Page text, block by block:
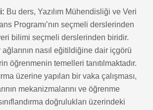
Bu ders, Yazılım Mühendisliği ve Veri
Programı’nın seçmeli derslerinden
bilimi seçmeli derslerinden biridir.
nasıl eğitildiğine dair içgörü
öğrenmenin temelleri tanıtılmaktadır.
üzerine yapılan bir vaka çalışması,
mekanizmalarını ve öğrenme
doğrulukları üzerindeki